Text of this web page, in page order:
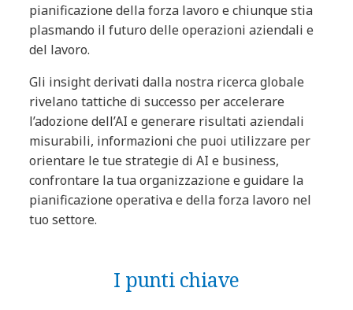
pianificazione della forza lavoro e chiunque stia
plasmando il futuro delle operazioni aziendali e
del lavoro.
Gli insight derivati dalla nostra ricerca globale
rivelano tattiche di successo per accelerare
l’adozione dell’AI e generare risultati aziendali
misurabili, informazioni che puoi utilizzare per
orientare le tue strategie di AI e business,
confrontare la tua organizzazione e guidare la
pianificazione operativa e della forza lavoro nel
tuo settore.
I punti chiave